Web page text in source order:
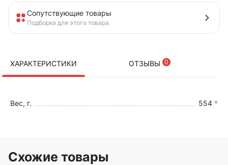
Сопутствующие товары
Подборка для этого товара
ХАРАКТЕРИСТИКИ ОТЗЫВЫ 0
Вес, г. 554 *
Схожие товары